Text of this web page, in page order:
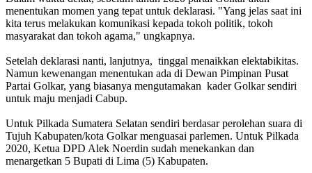
menentukan momen yang tepat untuk deklarasi. "Yang jelas saat ini
kita terus melakukan komunikasi kepada tokoh politik, tokoh
masyarakat dan tokoh agama," ungkapnya.
Setelah deklarasi nanti, lanjutnya, tinggal menaikkan elektabikitas.
Namun kewenangan menentukan ada di Dewan Pimpinan Pusat
Partai Golkar, yang biasanya mengutamakan kader Golkar sendiri
untuk maju menjadi Cabup.
Untuk Pilkada Sumatera Selatan sendiri berdasar perolehan suara di
Tujuh Kabupaten/kota Golkar menguasai parlemen. Untuk Pilkada
2020, Ketua DPD Alek Noerdin sudah menekankan dan
menargetkan 5 Bupati di Lima (5) Kabupaten.